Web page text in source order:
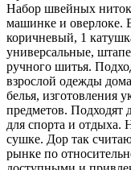
Набор швейных
машинке и оверлоке.
коричневый, 1
универсальные,
ручного шитья.
взрослой одежды
белья, изготовления
предметов. Подходят
для спорта и отдыха.
сушке. Дор так
рынке по